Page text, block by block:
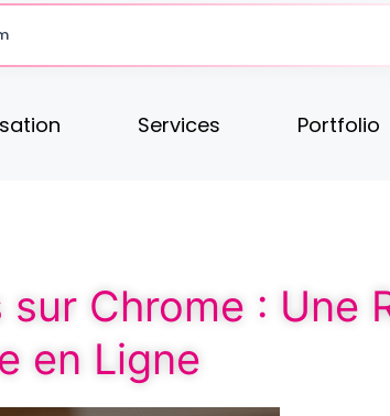
Services Portfolio
Chrome : Une
en Ligne